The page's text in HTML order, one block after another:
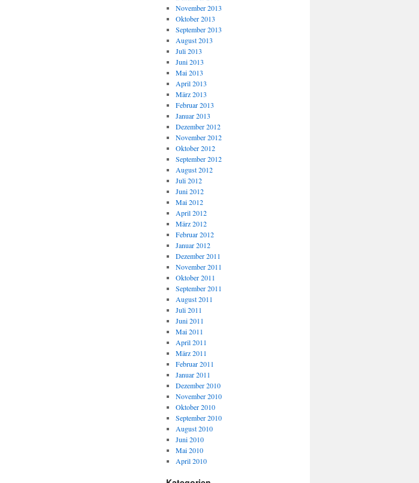
November 2013
Oktober 2013
September 2013
August 2013
Juli 2013
Juni 2013
Mai 2013
April 2013
März 2013
Februar 2013
Januar 2013
Dezember 2012
November 2012
Oktober 2012
September 2012
August 2012
Juli 2012
Juni 2012
Mai 2012
April 2012
März 2012
Februar 2012
Januar 2012
Dezember 2011
November 2011
Oktober 2011
September 2011
August 2011
Juli 2011
Juni 2011
Mai 2011
April 2011
März 2011
Februar 2011
Januar 2011
Dezember 2010
November 2010
Oktober 2010
September 2010
August 2010
Juni 2010
Mai 2010
April 2010